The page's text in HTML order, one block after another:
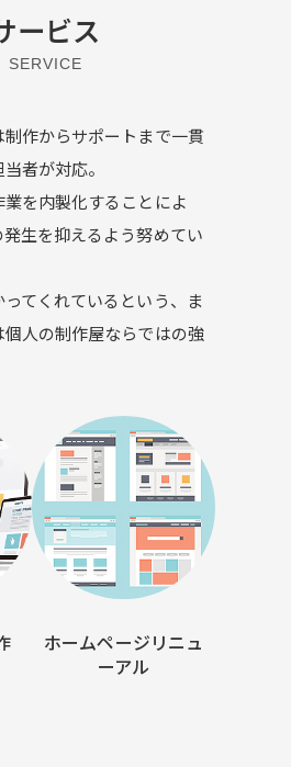
ービス
SERVICE
作からサポートまで一貫
者が対応。
を内製化することによ
生を抑えるよう努めてい
てくれているという、ま
人の制作屋ならではの強
ホームページリニュ
ーアル